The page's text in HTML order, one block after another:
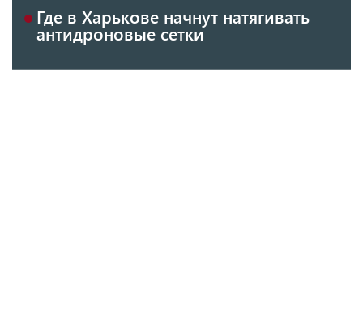
Где в Харькове начнут натягивать
антидроновые сетки